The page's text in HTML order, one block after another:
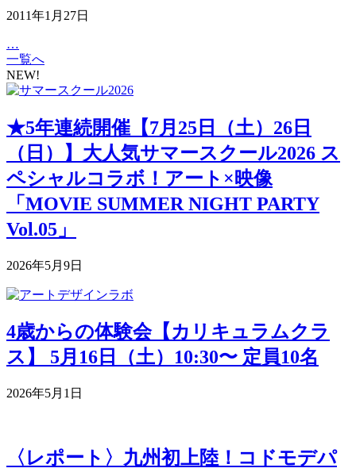
2011年1月27日
…
一覧へ
NEW!
★5年連続開催【7月25日（土）26日
（日）】大人気サマースクール2026 ス
ペシャルコラボ！アート×映像
「MOVIE SUMMER NIGHT PARTY
Vol.05」
2026年5月9日
4歳からの体験会【カリキュラムクラ
ス】 5月16日（土）10:30〜 定員10名
2026年5月1日
〈レポート〉九州初上陸！コドモデパ